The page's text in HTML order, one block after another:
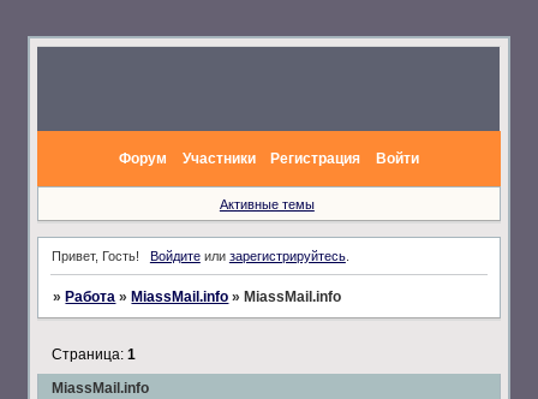
Форум Участники Регистрация Войти
Активные темы
Привет, Гость! Войдитеили зарегистрируйтесь.
» Работа » MiassMail.info » MiassMail.info
MiassMail.info
Страница:1